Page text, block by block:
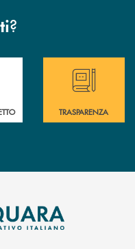
?
assistenza immediata ?
Hai bisogno di
TRASPARENZA